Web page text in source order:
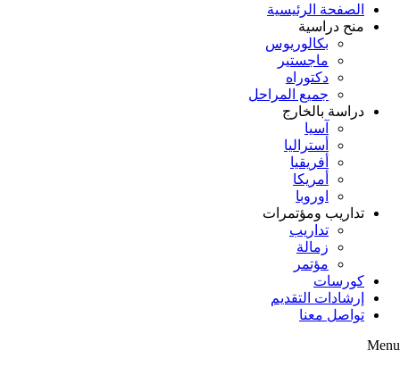
الصفحة الرئيسية
منح دراسية
بكالوريوس
ماجستير
دكتوراه
جميع المراحل
دراسة بالخارج
آسيا
أستراليا
أفريقيا
أمريكا
اوروبا
تداريب ومؤتمرات
تداريب
زمالة
مؤتمر
كورسات
إرشادات التقديم
تواصل معنا
Menu